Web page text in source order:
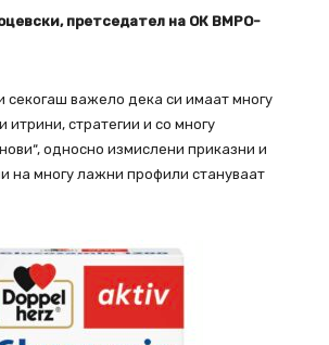
претседател на ОК ВМРО-
секогаш важело дека си имаат многу
итрини, стратегии и со многу
односно измислени приказни и
на многу лажни профили стануваат